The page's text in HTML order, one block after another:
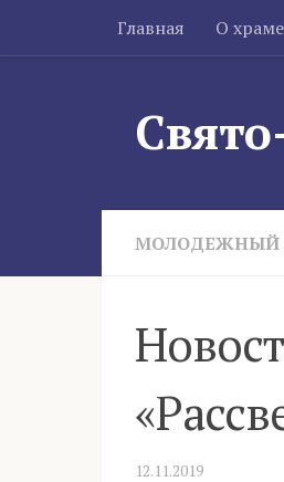
Skip to content
Главная О храме
МОЛОДЕЖНЫЙ
12.11.2019